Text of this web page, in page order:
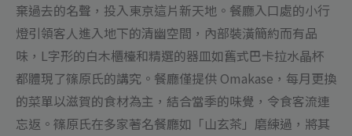
棄過去的名聲，投入東京這片新天地。餐廳入口處的小行
燈引領客人進入地下的清幽空間，內部裝潢簡約而有品
味，L字形的白木櫃檯和精選的器皿如舊式巴卡拉水晶杯
都體現了篠原氏的講究。餐廳僅提供 Omakase，每月更換
的菜單以滋賀的食材為主，結合當季的味覺，令食客流連
忘返。篠原氏在多家著名餐廳如「山玄茶」磨練過，將其